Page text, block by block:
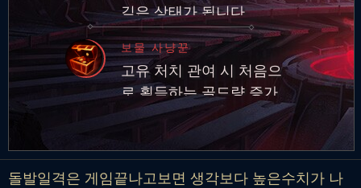
깊은 상태가 됩니다.
보물 사냥꾼
고유 처치 관여 시 처음으
로 획득하는 골드량 증가
돌발일격은 게임끝나고보면 생각보다 높은수치가 나